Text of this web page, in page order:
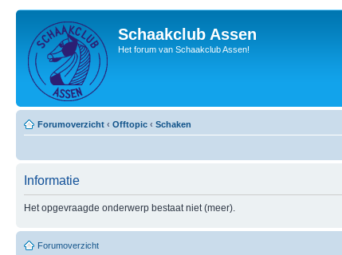
Schaakclub Assen
Het forum van Schaakclub Assen!
Forumoverzicht ‹ Offtopic ‹ Schaken
Informatie
Het opgevraagde onderwerp bestaat niet (meer).
Forumoverzicht